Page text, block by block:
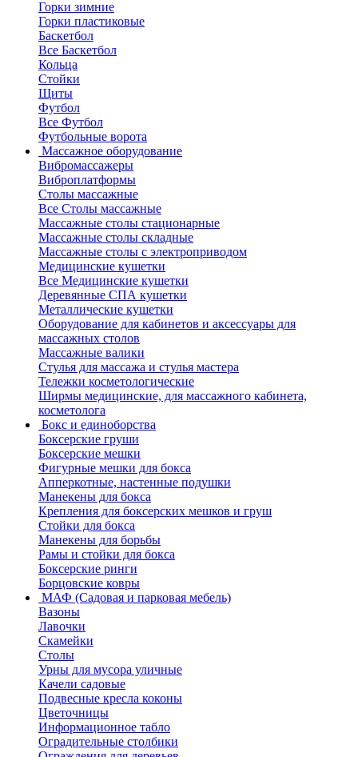
Горки зимние
Горки пластиковые
Баскетбол
Все Баскетбол
Кольца
Стойки
Щиты
Футбол
Все Футбол
Футбольные ворота
Массажное оборудование
Вибромассажеры
Виброплатформы
Столы массажные
Все Столы массажные
Массажные столы стационарные
Массажные столы складные
Массажные столы с электроприводом
Медицинские кушетки
Все Медицинские кушетки
Деревянные СПА кушетки
Металлические кушетки
Оборудование для кабинетов и аксессуары для
массажных столов
Массажные валики
Стулья для массажа и стулья мастера
Тележки косметологические
Ширмы медицинские, для массажного кабинета,
косметолога
Бокс и единоборства
Боксерские груши
Боксерские мешки
Фигурные мешки для бокса
Апперкотные, настенные подушки
Манекены для бокса
Крепления для боксерских мешков и груш
Стойки для бокса
Манекены для борьбы
Рамы и стойки для бокса
Боксерские ринги
Борцовские ковры
МАФ (Садовая и парковая мебель)
Вазоны
Лавочки
Скамейки
Столы
Урны для мусора уличные
Качели садовые
Подвесные кресла коконы
Цветочницы
Информационное табло
Оградительные столбики